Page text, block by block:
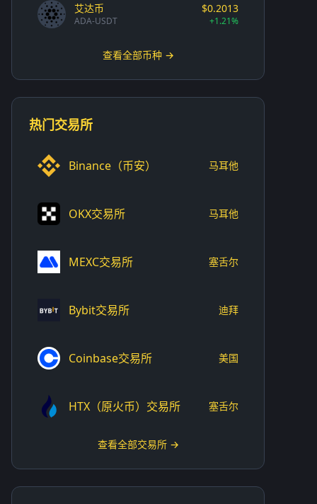
艾达币
ADA-USDT
$0.2013
+1.21%
查看全部币种 →
热门交易所
Binance（币安） 马耳他
OKX交易所 马耳他
MEXC交易所 塞舌尔
Bybit交易所 迪拜
Coinbase交易所 美国
HTX（原火币）交易所 塞舌尔
查看全部交易所 →